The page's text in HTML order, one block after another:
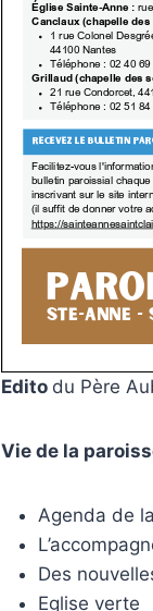
Edito du Père
Vie de la
Agenda de
Des
Eglise verte